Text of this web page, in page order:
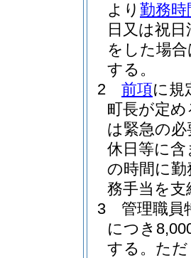
より 勤務時
日又は祝
をした場
する。
2
前項に規
町長が定
は緊急の
休日等に
の時間に
務手当を支
3
管理職員
につき
する。 た